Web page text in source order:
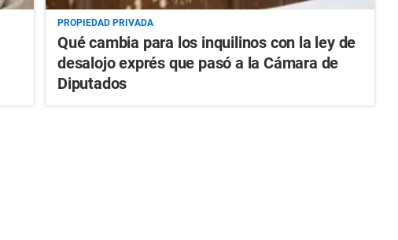
PROPIEDAD PRIVADA
Qué cambia para los inquilinos con la ley de
desalojo exprés que pasó a la Cámara de
Diputados